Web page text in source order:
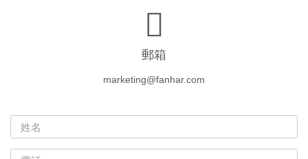
郵箱
marketing@fanhar.com